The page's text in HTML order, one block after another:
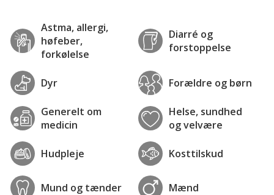
Astma, allergi,
høfeber,
forkølelse
Diarré og
forstoppelse
Dyr Forældre og børn
Generelt om
medicin
Helse, sundhed
og velvære
Hudpleje Kosttilskud
Mund og tænder Mænd